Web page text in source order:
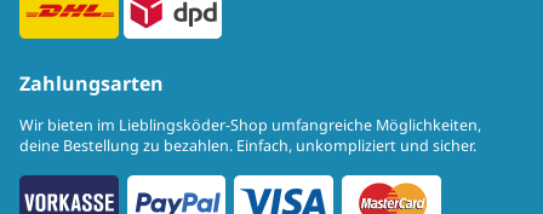
Zahlungsarten
Wir bieten im Lieblingsköder-Shop umfangreiche Möglichkeiten,
deine Bestellung zu bezahlen. Einfach, unkompliziert und sicher.